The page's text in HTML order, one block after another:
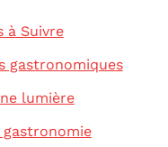
à Suivre
gastronomiques
lumière